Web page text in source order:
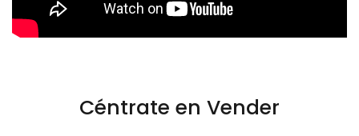
Céntrate en Vender